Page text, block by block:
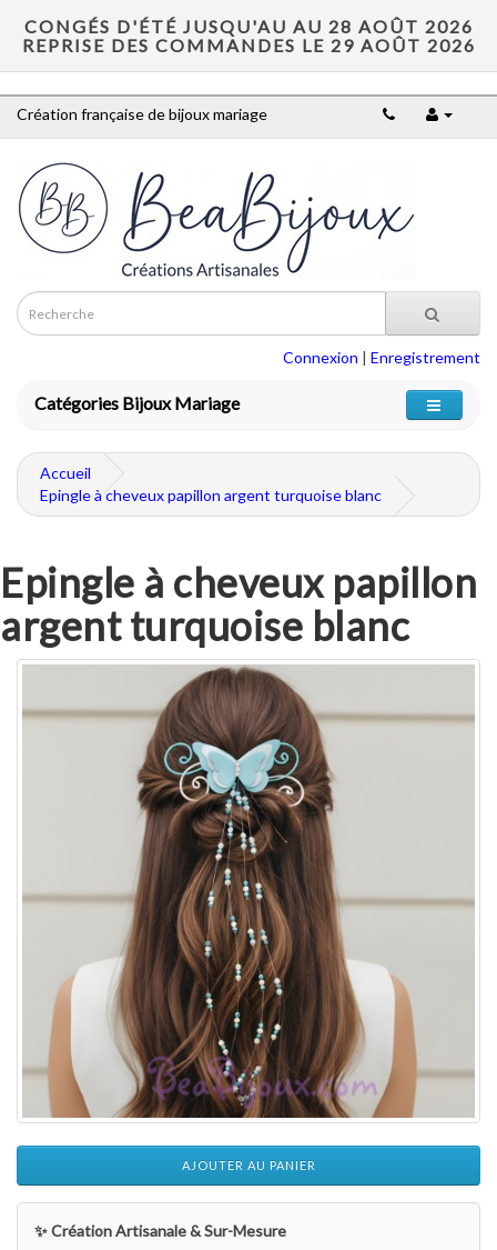
CONGÉS D'ÉTÉ JUSQU'AU AU 28 AOÛT 2026
REPRISE DES COMMANDES LE 29 AOÛT 2026
Création française de bijoux mariage
Connexion | Enregistrement
Catégories Bijoux Mariage
Accueil
Epingle à cheveux papillon argent turquoise blanc
Epingle à cheveux papillon
argent turquoise blanc
AJOUTER AU PANIER
✨ Création Artisanale & Sur-Mesure